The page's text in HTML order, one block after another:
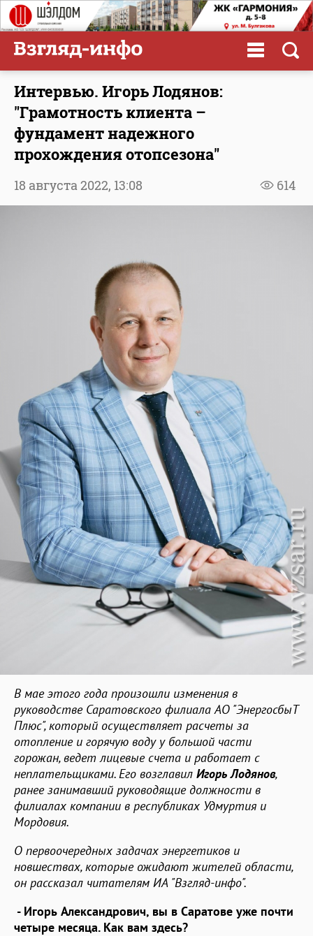
Интервью. Игорь Лодянов:
"Грамотность клиента –
фундамент надежного
прохождения отопсезона"
614
18 августа 2022, 13:08
В мае этого года произошли изменения в
руководстве Саратовского филиала АО "ЭнергосбыТ
Плюс", который осуществляет расчеты за
отопление и горячую воду у большой части
горожан, ведет лицевые счета и работает с
неплательщиками. Его возглавил Игорь Лодянов,
ранее занимавший руководящие должности в
филиалах компании в республиках Удмуртия и
Мордовия.
О первоочередных задачах энергетиков и
новшествах, которые ожидают жителей области,
он рассказал читателям ИА "Взгляд-инфо".
- Игорь Александрович, вы в Саратове уже почти
четыре месяца. Как вам здесь?